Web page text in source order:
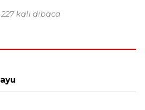
kali dibaca